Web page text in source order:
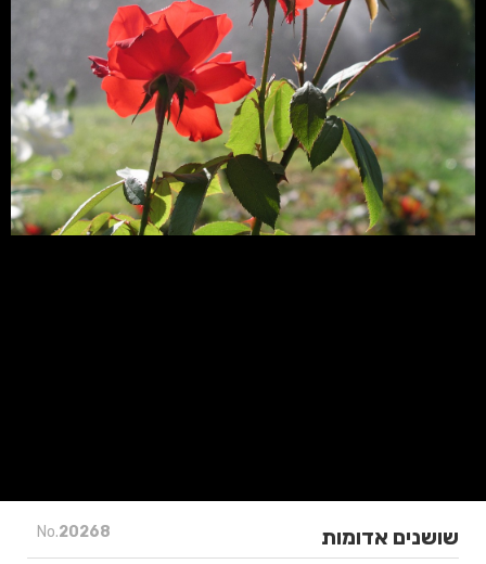
No.20268 שושנים אדומות